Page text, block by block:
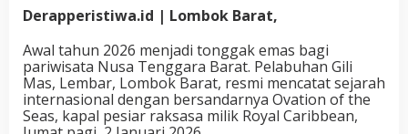
Derapperistiwa.id | Lombok Barat,
Awal tahun 2026 menjadi tonggak emas bagi
pariwisata Nusa Tenggara Barat. Pelabuhan Gili
Mas, Lembar, Lombok Barat, resmi mencatat sejarah
internasional dengan bersandarnya Ovation of the
Seas, kapal pesiar raksasa milik Royal Caribbean,